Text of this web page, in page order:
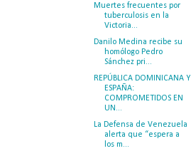
Muertes frecuentes por
tuberculosis en la
Victoria...
Danilo Medina recibe su
homólogo Pedro
Sánchez pri...
REPÚBLICA DOMINICANA Y
ESPAÑA:
COMPROMETIDOS EN
UN...
La Defensa de Venezuela
alerta que “espera a
los m...